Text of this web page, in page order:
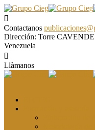
Contactanos
Dirección: Torre
Venezuela
Llàmanos